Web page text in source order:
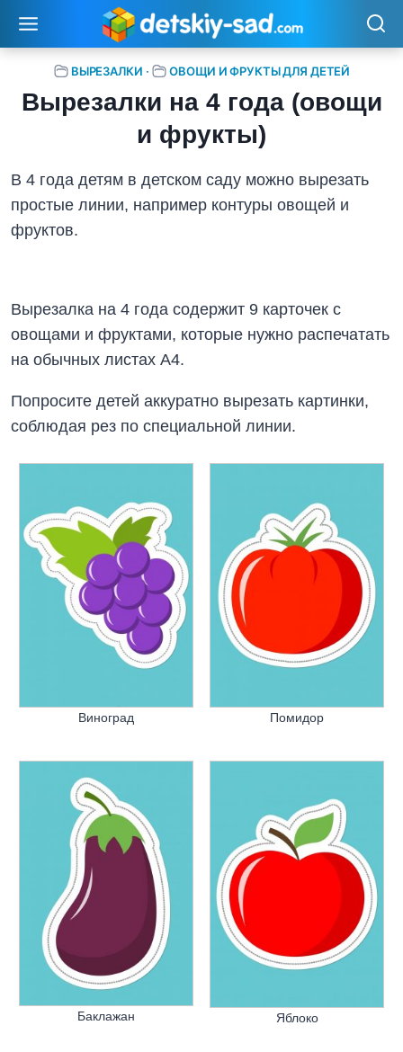
содержимомуВЫРЕЗАЛКИ · ОВОЩИ И ФРУКТЫ ДЛЯ ДЕТЕЙ
Вырезалки на 4 года (овощи
и фрукты)
В 4 года детям в детском саду можно вырезать
простые линии, например контуры овощей и
фруктов.
Вырезалка на 4 года содержит 9 карточек с
овощами и фруктами, которые нужно распечатать
на обычных листах А4.
Попросите детей аккуратно вырезать картинки,
соблюдая рез по специальной линии.
Виноград Помидор
Баклажан Яблоко